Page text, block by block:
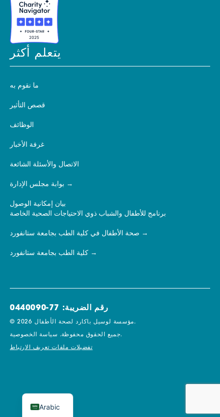
يتعلم أكثر
ما نقوم به
قصص التأثير
الوظائف
غرفة الأخبار
الاتصال والأسئلة الشائعة
بوابة مجلس الإدارة
بيان إمكانية الوصول
برنامج للأطفال والشباب ذوي الاحتياجات الصحية الخاصة
صحة الأطفال في كلية الطب بجامعة ستانفورد
كلية الطب بجامعة ستانفورد
رقم الضريبة: 77-0440090
© 2026 مؤسسة لوسيل باكارد لصحة الأطفال.
جميع الحقوق محفوظة.سياسة الخصوصية.
تفضيلات ملفات تعريف الارتباط
Arabic